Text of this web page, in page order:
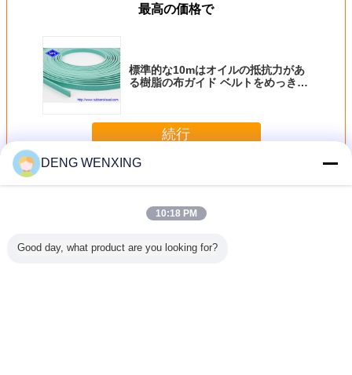
最高の価格で
標準的な10mはオイルの抵抗力があ
る樹脂の布ガイド ベルトをめっきす
続行
多く摩耗リング シール
DENG WENXING
10:18 PM
Good day, what product are you looking for?